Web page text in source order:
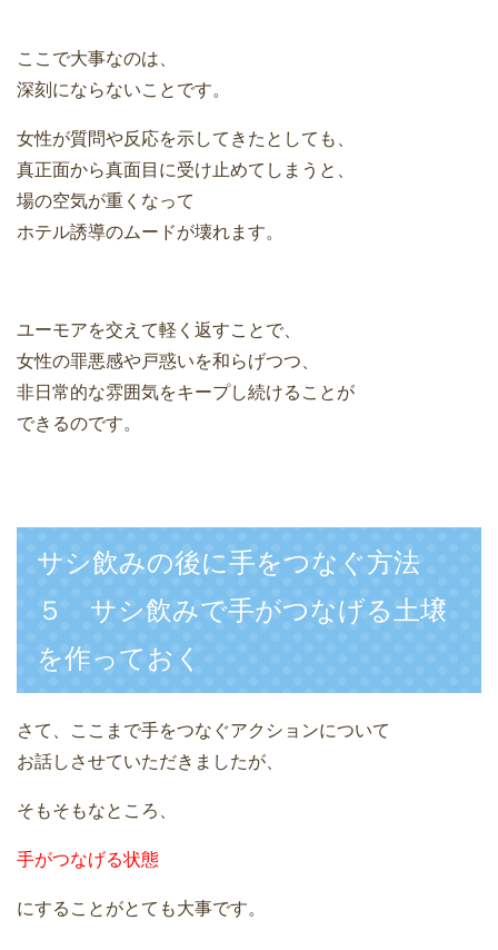
ここで大事なのは、
深刻にならないことです。
女性が質問や反応を示してきたとしても、
真正面から真面目に受け止めてしまうと、
場の空気が重くなって
ホテル誘導のムードが壊れます。
ユーモアを交えて軽く返すことで、
女性の罪悪感や戸惑いを和らげつつ、
非日常的な雰囲気をキープし続けることが
できるのです。
サシ飲みの後に手をつなぐ方法
５ サシ飲みで手がつなげる土壌
を作っておく
さて、ここまで手をつなぐアクションについて
お話しさせていただきましたが、
そもそもなところ、
手がつなげる状態
にすることがとても大事です。